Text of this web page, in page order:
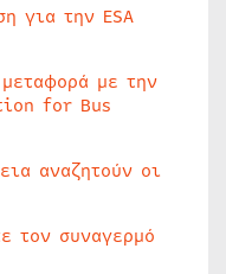
για την ESA
με την
for Bus
αναζητούν οι
τον συναγερμό